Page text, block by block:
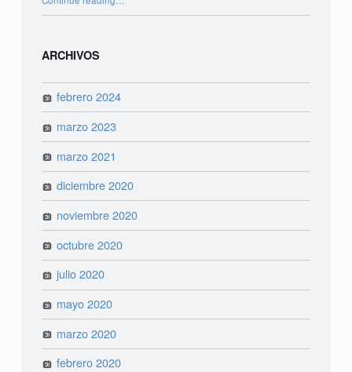
ARCHIVOS
febrero 2024
marzo 2023
marzo 2021
diciembre 2020
noviembre 2020
octubre 2020
julio 2020
mayo 2020
marzo 2020
febrero 2020